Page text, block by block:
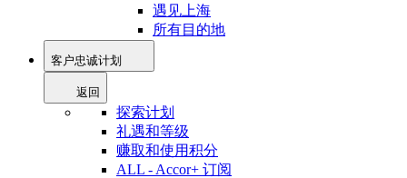
遇见上海
所有目的地
客户忠诚计划
返回
探索计划
礼遇和等级
赚取和使用积分
ALL - Accor+ 订阅